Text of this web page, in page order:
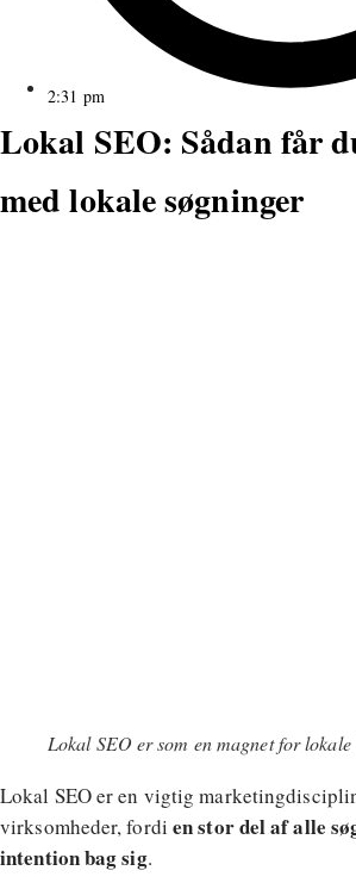
2:31 pm
Lokal SEO: Sådan får
med lokale søgninger
Lokal SEO er som en magnet for lokale
Lokal SEO er en vigtig
virksomheder, fordi en stor del af alle
intention bag sig.